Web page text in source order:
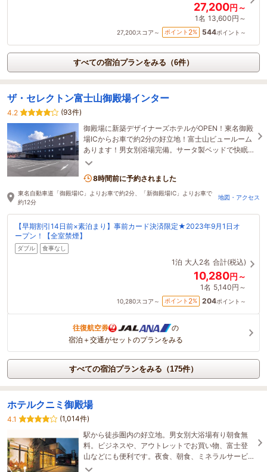
27,200円～
1名 13,600円～
27,200スコア～ ポイント 2% 544ポイント～
すべての宿泊プランをみる（6件）
ザ・セレクトン富士山御殿場インター
4.2
(93件)
御殿場に新築デザイナーズホテルがOPEN！東名御殿
場ICからお車で約2分の好立地！富士山ビュールーム
あります！男女別浴場完備。サータ製ベッドで快眠
をお届けします。シックなカフェレストランでご朝
8時間前に予約されました
東名自動車道「御殿場IC」よりお車で約2分、「新御殿場IC」よりお車で
約12分
地図・アクセス
【早期割引14日前×素泊まり】事前カード決済限定★2023年9月1日オ
ープン！【全室禁煙】
ダブル 食事なし
1泊 大人2名 合計(税込)
10,280円～
1名 5,140円～
10,280スコア～ ポイント 2% 204ポイント～
往復航空券
の
宿泊＋交通がセットのプランをみる
すべての宿泊プランをみる（175件）
ホテルクニミ御殿場
4.1
(1,014件)
駅から徒歩圏内の好立地。男女別大浴場有り朝食無
料。ビジネスや、アウトレットでお買い物、富士登
山などにも便利です。夜食、朝食、ミネラルサービ
ス。全室wifi接続可能！